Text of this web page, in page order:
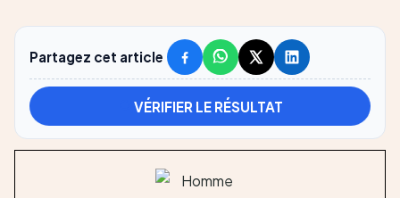
Partagez cet article
VÉRIFIER LE RÉSULTAT